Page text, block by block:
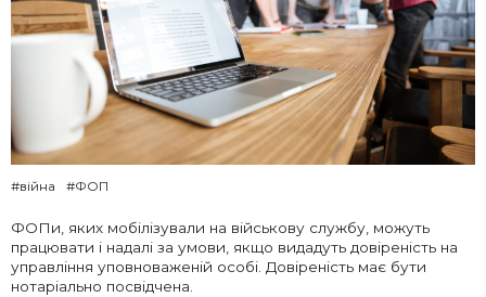
#війна #ФОП
ФОПи, яких мобілізували на військову службу, можуть
працювати і надалі за умови, якщо видадуть довіреність на
управління уповноваженій особі. Довіреність має бути
нотаріально посвідчена.